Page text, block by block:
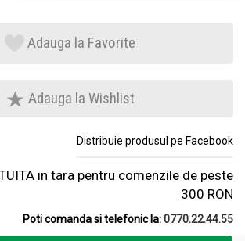
Adauga la Favorite
Adauga la Wishlist
Distribuie produsul pe Facebook
in tara pentru comenzile de peste
300 RON
Poti comanda si telefonic la:0770.22.44.55